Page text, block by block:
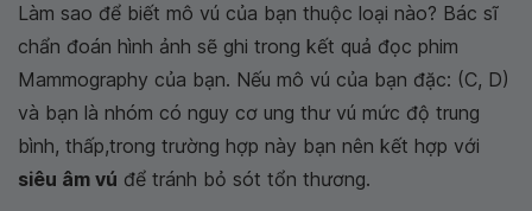
Làm sao để biết mô vú của bạn thuộc loại nào? Bác sĩ
chẩn đoán hình ảnh sẽ ghi trong kết quả đọc phim
Mammography của bạn. Nếu mô vú của bạn đặc: (C, D)
và bạn là nhóm có nguy cơ ung thư vú mức độ trung
bình, thấp,trong trường hợp này bạn nên kết hợp với
siêu âm vú để tránh bỏ sót tổn thương.